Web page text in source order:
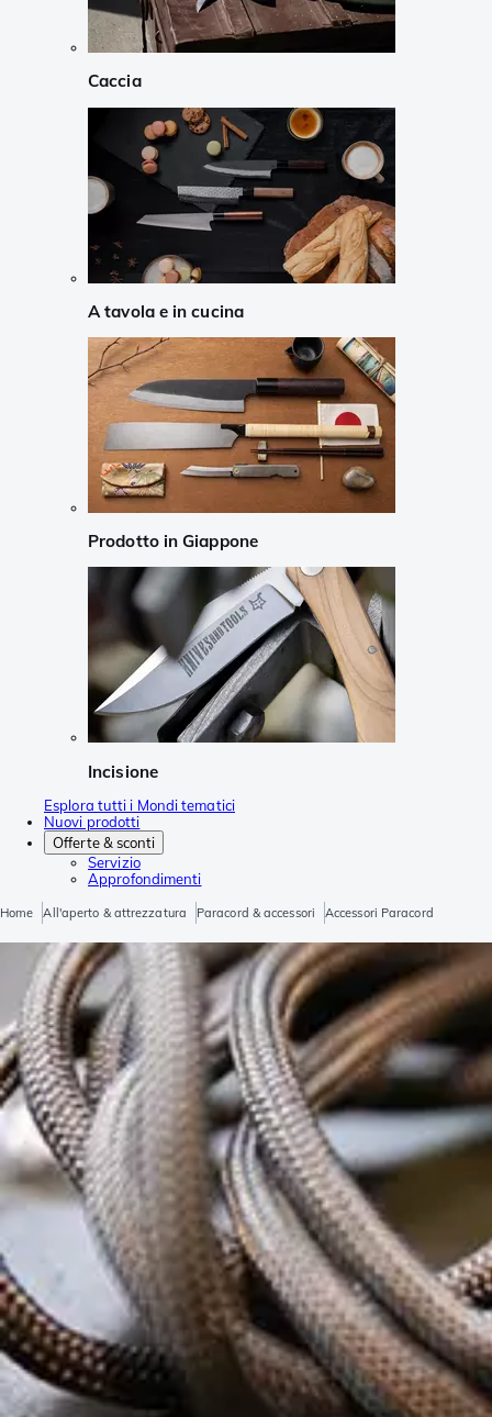
Caccia
A tavola e in cucina
Prodotto in Giappone
Incisione
Esplora tutti i Mondi tematici
Nuovi prodotti
Offerte & sconti
Servizio
Approfondimenti
Home All'aperto & attrezzatura Paracord & accessori Accessori Paracord